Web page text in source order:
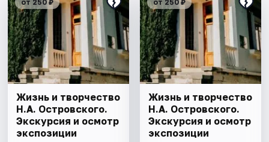
от 250 ₽
Жизнь и творчество
Н.А. Островского.
Экскурсия и осмотр
экспозиции
от 250 ₽
Жизнь и творчество
Н.А. Островского.
Экскурсия и осмотр
экспозиции